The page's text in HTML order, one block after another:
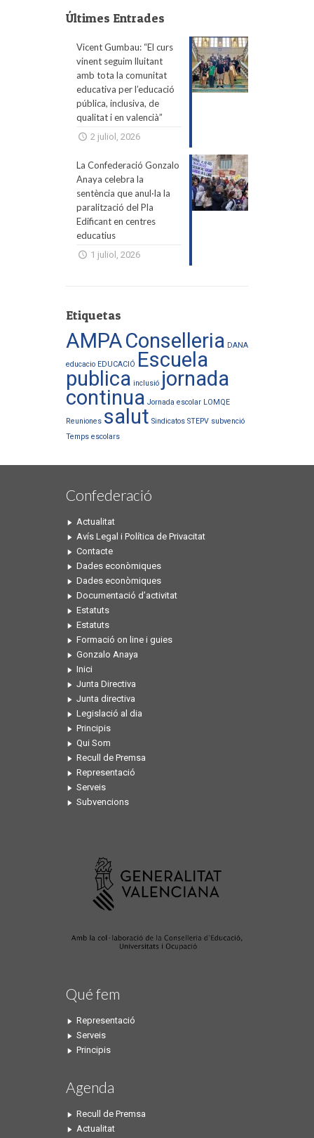
Últimes Entrades
Vicent Gumbau: “El curs
vinent seguim lluitant
amb tota la comunitat
educativa per l’educació
pública, inclusiva, de
qualitat i en valencià”
2 juliol, 2026
La Confederació Gonzalo
Anaya celebra la
sentència que anul·la la
paralització del Pla
Edificant en centres
educatius
1 juliol, 2026
Etiquetas
AMPAConselleria DANA
educacio EDUCACIÓ Escuela
publica inclusió jornada
continua Jornada escolar LOMQE
Reuniones salut Sindicatos STEPV subvenció
Temps escolars
Confederació
Actualitat
Avís Legal i Política de Privacitat
Contacte
Dades econòmiques
Dades econòmiques
Documentació d’activitat
Estatuts
Estatuts
Formació on line i guies
Gonzalo Anaya
Inici
Junta Directiva
Junta directiva
Legislació al dia
Principis
Qui Som
Recull de Premsa
Representació
Serveis
Subvencions
Qué fem
Representació
Serveis
Principis
Agenda
Recull de Premsa
Actualitat